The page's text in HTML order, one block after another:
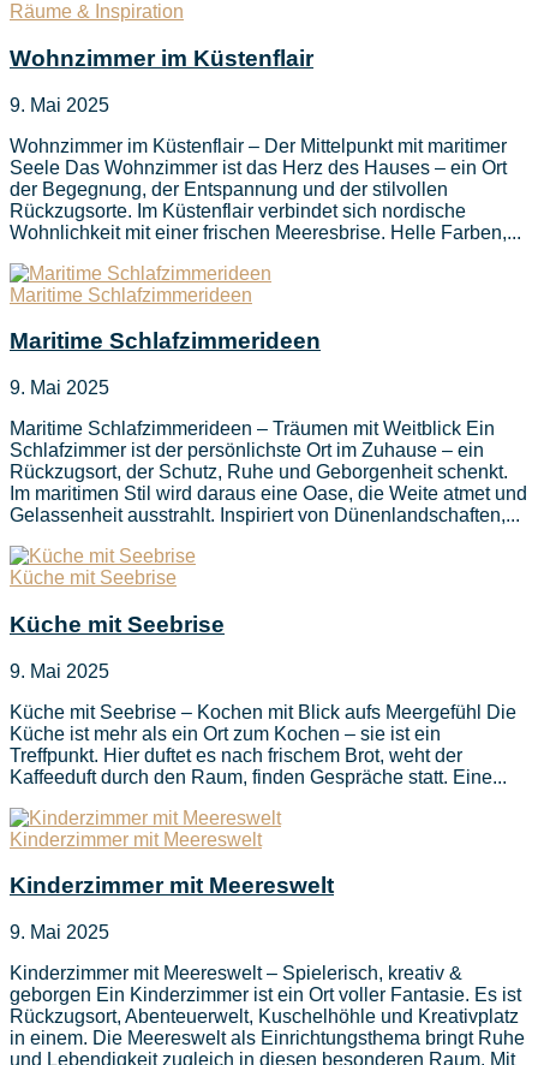
Räume & Inspiration
Wohnzimmer im Küstenflair
9. Mai 2025
Wohnzimmer im Küstenflair – Der Mittelpunkt mit maritimer
Seele Das Wohnzimmer ist das Herz des Hauses – ein Ort
der Begegnung, der Entspannung und der stilvollen
Rückzugsorte. Im Küstenflair verbindet sich nordische
Wohnlichkeit mit einer frischen Meeresbrise. Helle Farben,...
Maritime Schlafzimmerideen
Maritime Schlafzimmerideen
9. Mai 2025
Maritime Schlafzimmerideen – Träumen mit Weitblick Ein
Schlafzimmer ist der persönlichste Ort im Zuhause – ein
Rückzugsort, der Schutz, Ruhe und Geborgenheit schenkt.
Im maritimen Stil wird daraus eine Oase, die Weite atmet und
Gelassenheit ausstrahlt. Inspiriert von Dünenlandschaften,...
Küche mit Seebrise
Küche mit Seebrise
9. Mai 2025
Küche mit Seebrise – Kochen mit Blick aufs Meergefühl Die
Küche ist mehr als ein Ort zum Kochen – sie ist ein
Treffpunkt. Hier duftet es nach frischem Brot, weht der
Kaffeeduft durch den Raum, finden Gespräche statt. Eine...
Kinderzimmer mit Meereswelt
Kinderzimmer mit Meereswelt
9. Mai 2025
Kinderzimmer mit Meereswelt – Spielerisch, kreativ &
geborgen Ein Kinderzimmer ist ein Ort voller Fantasie. Es ist
Rückzugsort, Abenteuerwelt, Kuschelhöhle und Kreativplatz
in einem. Die Meereswelt als Einrichtungsthema bringt Ruhe
und Lebendigkeit zugleich in diesen besonderen Raum. Mit